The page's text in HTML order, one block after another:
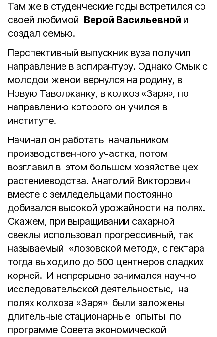
Там же в студенческие годы встретился со
своей любимой Верой Васильевной и
создал семью.
Перспективный выпускник вуза получил
направление в аспирантуру. Однако Смык с
молодой женой вернулся на родину, в
Новую Таволжанку, в колхоз «Заря», по
направлению которого он учился в
институте.
Начинал он работать начальником
производственного участка, потом
возглавил в этом большом хозяйстве цех
растениеводства. Анатолий Викторович
вместе с земледельцами постоянно
добивался высокой урожайности на полях.
Скажем, при выращивании сахарной
свеклы использовал прогрессивный, так
называемый «лозовской метод», с гектара
тогда выходило до 500 центнеров сладких
корней. И непрерывно занимался научно-
исследовательской деятельностью, на
полях колхоза «Заря» были заложены
длительные стационарные опыты по
программе Совета экономической